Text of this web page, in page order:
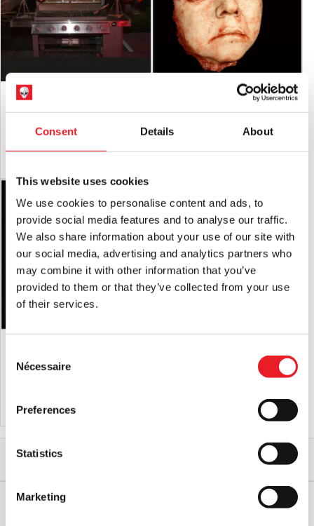
Consent Details About
This website uses cookies
We use cookies to personalise content and ads, to
provide social media features and to analyse our traffic.
We also share information about your use of our site with
our social media, advertising and analytics partners who
may combine it with other information that you’ve
provided to them or that they’ve collected from your use
of their services.
Selection
Nécessaire
Preferences
Statistics
Marketing
Squelette écorché grandeur nature sur
une broche
AJOUTER AU PANIER VOIR LE PRODUIT
Visage d'homme en silicone à peau -
AJOUTER AU PANIER VOIR LE PRODUIT
54.95
VOIR LE PRODUIT
Accueil Gamme professionnelle pour Halloween
Parties du corps